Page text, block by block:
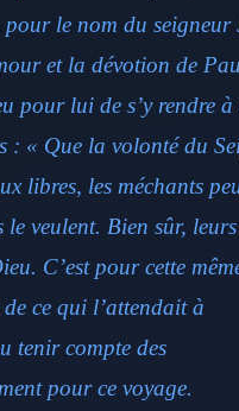
le nom du seigneur
et la dévotion de
pour lui de s’y rendre à
: « Que la volonté du
libres, les méchants
le veulent. Bien sûr, leurs
C’est pour cette
ce qui l’attendait à
tenir compte des
pour ce voyage.